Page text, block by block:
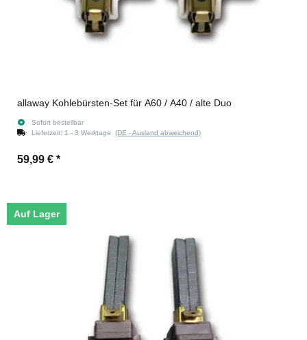
allaway Kohlebürsten-Set für A60 / A40 / alte Duo
Sofort bestellbar
Lieferzeit: 1 - 3 Werktage (DE - Ausland abweichend)
59,99 € *
Auf Lager